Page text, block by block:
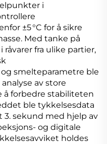
i
±5 °C for å sikre
Med tanke på
fra ulike partier,
smelteparametre ble
av store
forbedre stabiliteten
ble tykkelsesdata
3. sekund med hjelp av
og digitale
holdes